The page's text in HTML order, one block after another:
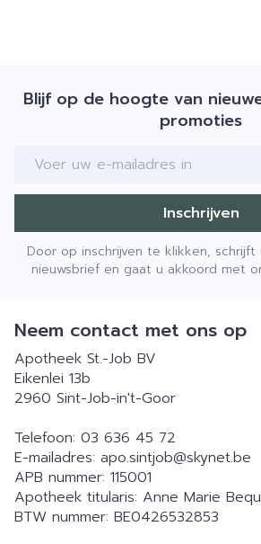
Blijf op de hoogte van
promoties
E-mail adres
Inschrijven
Door op inschrijven te klikken, schrijft
nieuwsbrief en gaat u akkoord met
Neem contact met ons op
Apotheek St.-Job BV
Eikenlei 13b
2960 Sint-Job-in't-Goor
Telefoon: 03 636 45 72
E-mailadres: apo.sintjob@skynet.be
APB nummer: 115001
Apotheek titularis: Anne Marie
BTW nummer: BE0426532853